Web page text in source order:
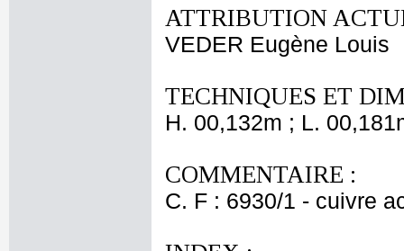
ATTRIBUTION
VEDER Eugène Louis
TECHNIQUES ET
H. 00,132m ; L.
COMMENTAIRE :
C. F : 6930/1 - cuivre